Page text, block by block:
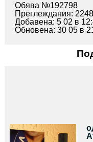
Обява №192798
Преглеждания: 2248
Добавена: 5 02 в
Обновена: 30 05 в